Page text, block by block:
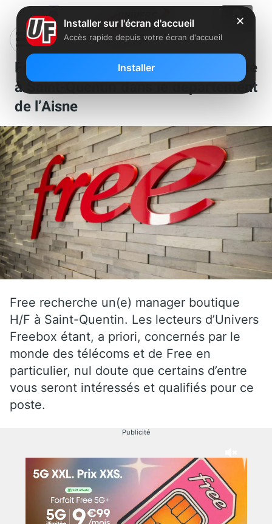
Free recherche un manager boutique
à Saint-Quentin dans le département
de l’Aisne
Free recherche un(e) manager boutique
H/F à Saint-Quentin. Les lecteurs d’Univers
Freebox étant, a priori, concernés par le
monde des télécoms et de Free en
particulier, nul doute que certains d’entre
vous seront intéressés et qualifiés pour ce
poste.
Publicité
✕
Installer sur l'écran d'accueil
Accès rapide depuis votre écran d'accueil
Installer